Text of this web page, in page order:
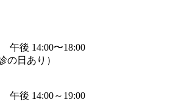
午後 14:00〜18:00
の日あり）
午後 14:00～19:00